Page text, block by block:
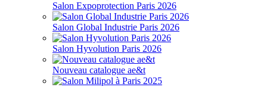
Salon Expoprotection Paris 2026
Salon Global Industrie Paris 2026
Salon Hyvolution Paris 2026
Nouveau catalogue ae&t